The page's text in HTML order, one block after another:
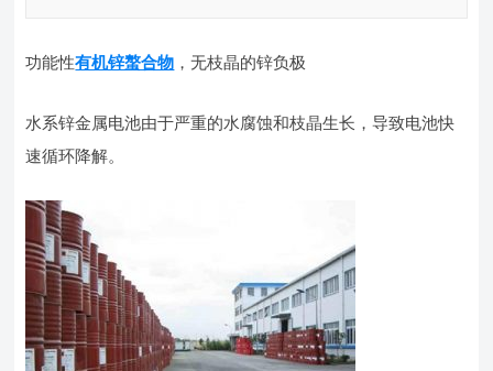
功能性有机锌螯合物 ，无枝晶的锌负极
水系锌金属电池由于严重的水腐蚀和枝晶生长，导致电池快
速循环降解。